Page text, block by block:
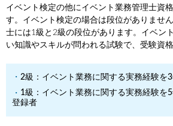
イベント検定の他にイベント業務管理士資
す。イベント検定の場合は段位がありませ
士には1級と2級の段位があります。イベン
い知識やスキルが問われる試験で、受験資
2級：イベント業務に関する実務経験を
1級：イベント業務に関する実務経験を
登録者